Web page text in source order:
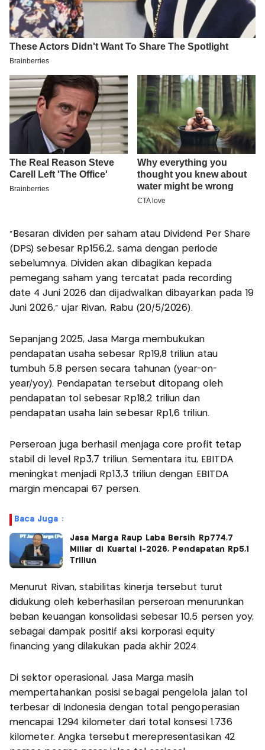
“Besaran dividen per saham atau Dividend Per Share
(DPS) sebesar Rp156,2, sama dengan periode
sebelumnya. Dividen akan dibagikan kepada
pemegang saham yang tercatat pada recording
date 4 Juni 2026 dan dijadwalkan dibayarkan pada 19
Juni 2026,” ujar Rivan, Rabu (20/5/2026).
Sepanjang 2025, Jasa Marga membukukan
pendapatan usaha sebesar Rp19,8 triliun atau
tumbuh 5,8 persen secara tahunan (year-on-
year/yoy). Pendapatan tersebut ditopang oleh
pendapatan tol sebesar Rp18,2 triliun dan
pendapatan usaha lain sebesar Rp1,6 triliun.
Perseroan juga berhasil menjaga core profit tetap
stabil di level Rp3,7 triliun. Sementara itu, EBITDA
meningkat menjadi Rp13,3 triliun dengan EBITDA
margin mencapai 67 persen.
Baca Juga :
Jasa Marga Raup Laba Bersih Rp774,7
Miliar di Kuartal I-2026, Pendapatan Rp5,1
Triliun
Menurut Rivan, stabilitas kinerja tersebut turut
didukung oleh keberhasilan perseroan menurunkan
beban keuangan konsolidasi sebesar 10,5 persen yoy,
sebagai dampak positif aksi korporasi equity
financing yang dilakukan pada akhir 2024.
Di sektor operasional, Jasa Marga masih
mempertahankan posisi sebagai pengelola jalan tol
terbesar di Indonesia dengan total pengoperasian
mencapai 1.294 kilometer dari total konsesi 1.736
kilometer. Angka tersebut merepresentasikan 42